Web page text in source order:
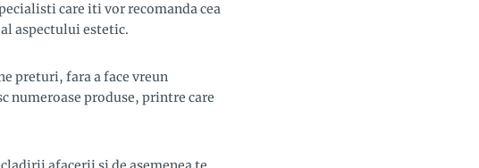
care iti vor recomanda cea
aspectului estetic.
preturi, fara a face vreun
numeroase produse, printre care